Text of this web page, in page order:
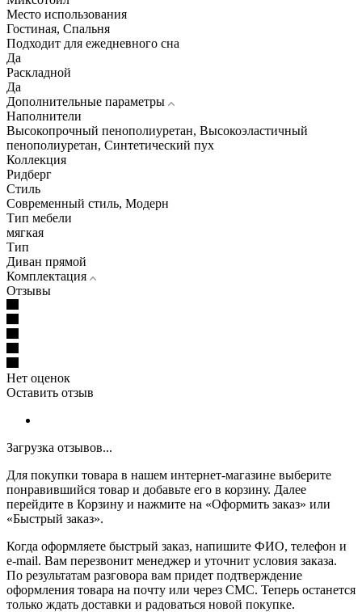
Место использования
Гостиная, Спальня
Подходит для ежедневного сна
Да
Раскладной
Да
Дополнительные параметры
Наполнители
Высокопрочный пенополиуретан, Высокоэластичный
пенополиуретан, Синтетический пух
Коллекция
Ридберг
Стиль
Современный стиль, Модерн
Тип мебели
мягкая
Тип
Диван прямой
Комплектация
Отзывы
Нет оценок
Оставить отзыв
Загрузка отзывов...
Для покупки товара в нашем интернет-магазине выберите
понравившийся товар и добавьте его в корзину. Далее
перейдите в Корзину и нажмите на «Оформить заказ» или
«Быстрый заказ».
Когда оформляете быстрый заказ, напишите ФИО, телефон и
e-mail. Вам перезвонит менеджер и уточнит условия заказа.
По результатам разговора вам придет подтверждение
оформления товара на почту или через СМС. Теперь останется
только ждать доставки и радоваться новой покупке.